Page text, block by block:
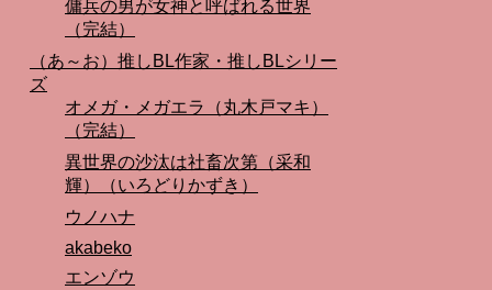
傭兵の男が女神と呼ばれる世界
（完結）
（あ～お）推しBL作家・推しBLシリー
ズ
オメガ・メガエラ（丸木戸マキ）
（完結）
異世界の沙汰は社畜次第（采和
輝）（いろどりかずき）
ウノハナ
akabeko
エンゾウ